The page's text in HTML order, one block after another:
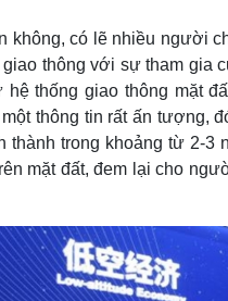
Việt Nam
Phân tích
Đời sống
Nhà đẹp
không, có lẽ nhiều người
thông với sự tham gia
thống giao thông mặt
thông tin rất ấn tượng,
thành trong khoảng từ 2-
mặt đất, đem lại cho